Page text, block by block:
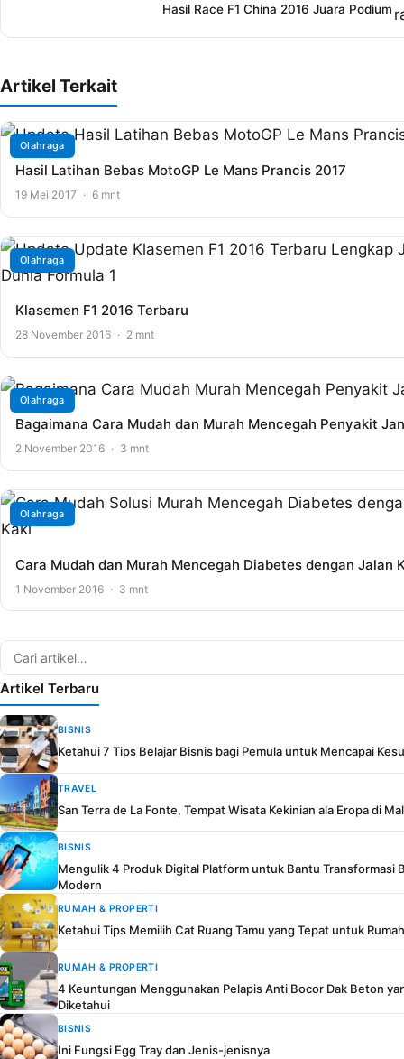
Hasil Race F1 China 2016 Juara Podium
Artikel Terkait
Olahraga
Hasil Latihan Bebas MotoGP Le Mans Prancis 2017
19 Mei 2017 · 6 mnt
Olahraga
Klasemen F1 2016 Terbaru
28 November 2016 · 2 mnt
Olahraga
Bagaimana Cara Mudah dan Murah Mencegah Penyakit
2 November 2016 · 3 mnt
Olahraga
Cara Mudah dan Murah Mencegah Diabetes dengan Jalan
1 November 2016 · 3 mnt
Artikel Terbaru
BISNIS
Ketahui 7 Tips Belajar Bisnis bagi Pemula untuk Mencapai
TRAVEL
San Terra de La Fonte, Tempat Wisata Kekinian ala Eropa di
BISNIS
Mengulik 4 Produk Digital Platform untuk Bantu Transformasi
Modern
RUMAH & PROPERTI
Ketahui Tips Memilih Cat Ruang Tamu yang Tepat untuk
RUMAH & PROPERTI
4 Keuntungan Menggunakan Pelapis Anti Bocor Dak Beton
Diketahui
BISNIS
Ini Fungsi Egg Tray dan Jenis-jenisnya